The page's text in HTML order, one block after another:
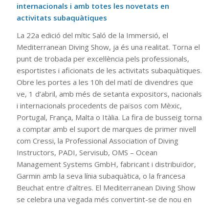
internacionals i amb totes les novetats en
activitats subaquàtiques
La 22a edició del mític Saló de la Immersió, el
Mediterranean Diving Show, ja és una realitat. Torna el
punt de trobada per excel·lència pels professionals,
esportistes i aficionats de les activitats subaquàtiques.
Obre les portes a les 10h del matí de divendres que
ve, 1 d’abril, amb més de setanta expositors, nacionals
i internacionals procedents de països com Mèxic,
Portugal, França, Malta o Itàlia. La fira de busseig torna
a comptar amb el suport de marques de primer nivell
com Cressi, la Professional Association of Diving
Instructors, PADI, Servisub, OMS – Ocean
Management Systems GmbH, fabricant i distribuïdor,
Garmin amb la seva línia subaquàtica, o la francesa
Beuchat entre d’altres. El Mediterranean Diving Show
se celebra una vegada més convertint-se de nou en